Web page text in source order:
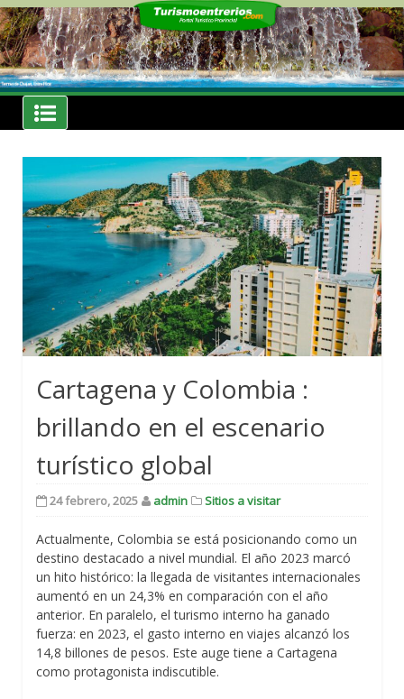
Skip
to
content
Noticias
Turismoentrerios.com
Cartagena y Colombia :
brillando en el escenario
turístico global
24 febrero, 2025 admin Sitios a visitar
Actualmente, Colombia se está posicionando como un
destino destacado a nivel mundial. El año 2023 marcó
un hito histórico: la llegada de visitantes internacionales
aumentó en un 24,3% en comparación con el año
anterior. En paralelo, el turismo interno ha ganado
fuerza: en 2023, el gasto interno en viajes alcanzó los
14,8 billones de pesos. Este auge tiene a Cartagena
como protagonista indiscutible.